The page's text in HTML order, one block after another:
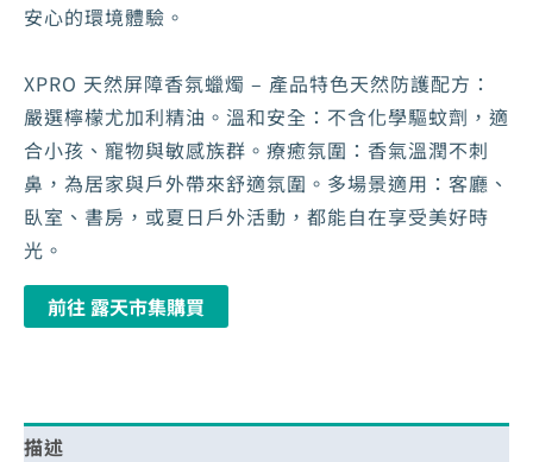
安心的環境體驗。
XPRO 天然屏障香氛蠟燭 – 產品特色天然防護配方：
嚴選檸檬尤加利精油。溫和安全：不含化學驅蚊劑，適
合小孩、寵物與敏感族群。療癒氛圍：香氣溫潤不刺
鼻，為居家與戶外帶來舒適氛圍。多場景適用：客廳、
臥室、書房，或夏日戶外活動，都能自在享受美好時
光。
前往 露天市集購買
描述